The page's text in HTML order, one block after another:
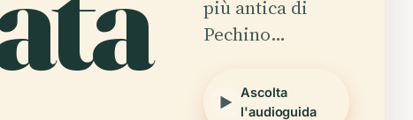
più antica di
Pechino…
Ascolta
l'audioguida